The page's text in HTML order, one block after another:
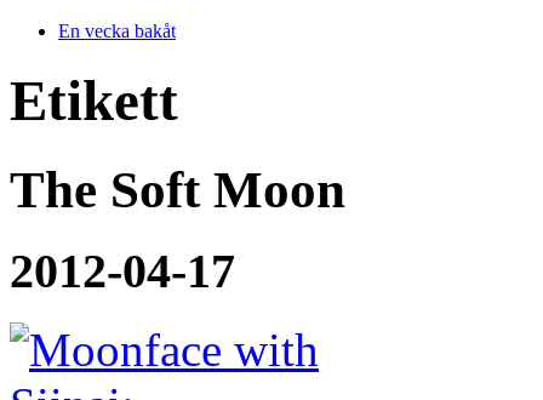
En vecka bakåt
Etikett
The Soft Moon
2012-04-17